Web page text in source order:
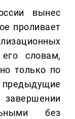
вынес
проливает
словам,
только по
предыдущие
без